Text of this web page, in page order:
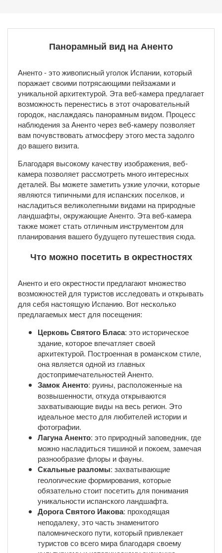
Панорамный вид на Аненто
Аненто - это живописный уголок Испании, который
поражает своими потрясающими пейзажами и
уникальной архитектурой. Эта веб-камера предлагает
возможность перенестись в этот очаровательный
городок, наслаждаясь панорамным видом. Процесс
наблюдения за Аненто через веб-камеру позволяет
вам почувствовать атмосферу этого места задолго
до вашего визита.
Благодаря высокому качеству изображения, веб-
камера позволяет рассмотреть много интересных
деталей. Вы можете заметить узкие улочки, которые
являются типичными для испанских поселков, и
насладиться великолепными видами на природные
ландшафты, окружающие Аненто. Эта веб-камера
также может стать отличным инструментом для
планирования вашего будущего путешествия сюда.
Что можно посетить в окрестностях
Аненто и его окрестности предлагают множество
возможностей для туристов исследовать и открывать
для себя настоящую Испанию. Вот несколько
предлагаемых мест для посещения:
Церковь Святого Бласа: это историческое
здание, которое впечатляет своей
архитектурой. Построенная в романском стиле,
она является одной из главных
достопримечательностей Аненто.
Замок Аненто: руины, расположенные на
возвышенности, откуда открываются
захватывающие виды на весь регион. Это
идеальное место для любителей истории и
фотографии.
Лагуна Аненто: это природный заповедник, где
можно насладиться тишиной и покоем, замечая
разнообразие флоры и фауны.
Скальные разломы: захватывающие
геологические формирования, которые
обязательно стоит посетить для понимания
уникальности испанского ландшафта.
Дорога Святого Иакова: проходящая
неподалеку, это часть знаменитого
паломнического пути, который привлекает
туристов со всего мира благодаря своему